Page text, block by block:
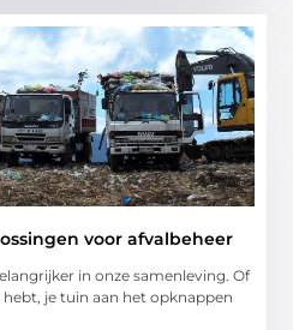
voor afvalbeheer
in onze samenleving. Of
je tuin aan het opknappen